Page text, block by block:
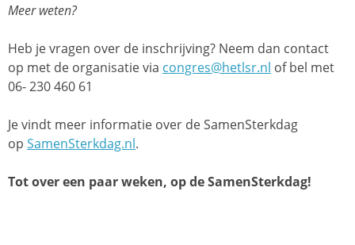
Meer weten?
Heb je vragen over de inschrijving? Neem dan contact
op met de organisatie via congres@hetlsr.nl of bel met
06- 230 460 61
Je vindt meer informatie over de SamenSterkdag
op SamenSterkdag.nl.
Tot over een paar weken, op de SamenSterkdag!